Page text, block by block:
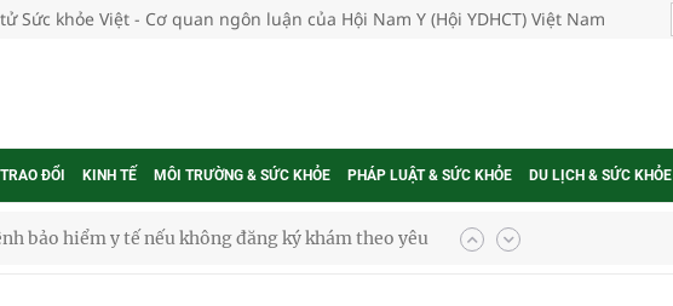
Sức khỏe Việt - Cơ quan ngôn luận của Hội Nam Y (Hội YDHCT) Việt Nam
ĐỔI KINH TẾ MÔI TRƯỜNG & SỨC KHỎE PHÁP LUẬT & SỨC KHỎE DU LỊCH & SỨC KHỎE
bảo hiểm y tế nếu không đăng ký khám theo yêu